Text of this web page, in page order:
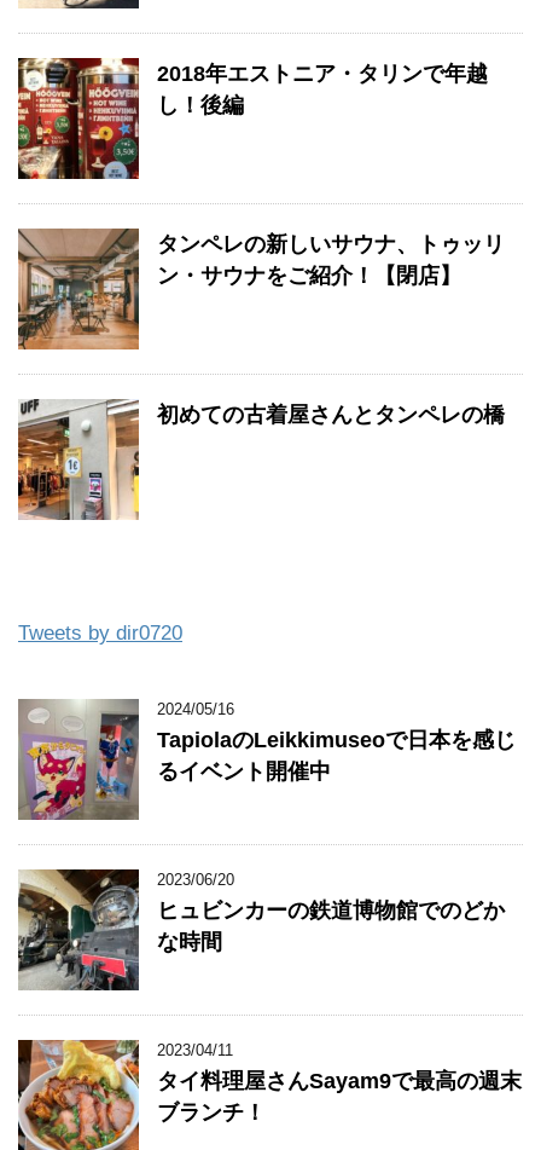
2018年エストニア・タリンで年越
し！後編
タンペレの新しいサウナ、トゥッリ
ン・サウナをご紹介！【閉店】
初めての古着屋さんとタンペレの橋
Tweets by dir0720
2024/05/16
TapiolaのLeikkimuseoで日本を感じ
るイベント開催中
2023/06/20
ヒュビンカーの鉄道博物館でのどか
な時間
2023/04/11
タイ料理屋さんSayam9で最高の週末
ブランチ！